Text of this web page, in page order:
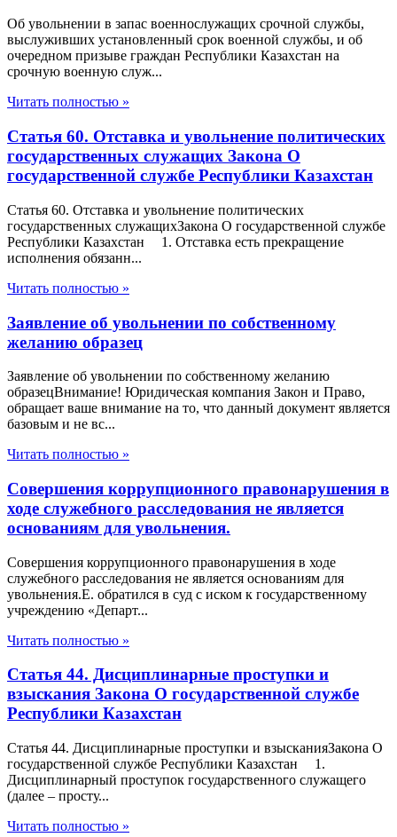
Об увольнении в запас военнослужащих срочной службы,
выслуживших установленный срок военной службы, и об
очередном призыве граждан Республики Казахстан на
срочную военную служ...
Читать полностью »
Статья 60. Отставка и увольнение политических
государственных служащих Закона О
государственной службе Республики Казахстан
Статья 60. Отставка и увольнение политических
государственных служащихЗакона О государственной службе
Республики Казахстан 1. Отставка есть прекращение
исполнения обязанн...
Читать полностью »
Заявление об увольнении по собственному
желанию образец
Заявление об увольнении по собственному желанию
образецВнимание! Юридическая компания Закон и Право,
обращает ваше внимание на то, что данный документ является
базовым и не вс...
Читать полностью »
Совершения коррупционного правонарушения в
ходе служебного расследования не является
основаниям для увольнения.
Совершения коррупционного правонарушения в ходе
служебного расследования не является основаниям для
увольнения.Е. обратился в суд с иском к государственному
учреждению «Департ...
Читать полностью »
Статья 44. Дисциплинарные проступки и
взыскания Закона О государственной службе
Республики Казахстан
Статья 44. Дисциплинарные проступки и взысканияЗакона О
государственной службе Республики Казахстан 1.
Дисциплинарный проступок государственного служащего
(далее – просту...
Читать полностью »